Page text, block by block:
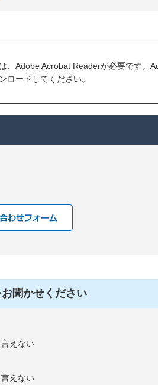
、Adobe Acrobat Readerが必要です。
ロードしてください。
聞かせください
えない
えない